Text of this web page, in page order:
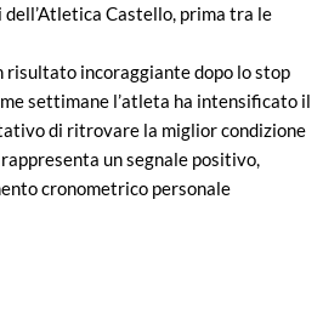
Castello, prima tra le
risultato incoraggiante dopo lo stop
settimane l’atleta ha intensificato il
di ritrovare la miglior condizione
un segnale positivo,
cronometrico personale